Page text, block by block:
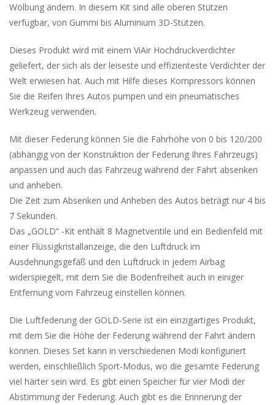
Wölbung ändern. In diesem Kit sind alle oberen Stützen
verfügbar, von Gummi bis Aluminium 3D-Stützen.
Dieses Produkt wird mit einem ViAir Hochdruckverdichter
geliefert, der sich als der leiseste und effizienteste Verdichter der
Welt erwiesen hat. Auch mit Hilfe dieses Kompressors können
Sie die Reifen Ihres Autos pumpen und ein pneumatisches
Werkzeug verwenden.
Mit dieser Federung können Sie die Fahrhöhe von 0 bis 120/200
(abhängig von der Konstruktion der Federung Ihres Fahrzeugs)
anpassen und auch das Fahrzeug während der Fahrt absenken
und anheben.
Die Zeit zum Absenken und Anheben des Autos beträgt nur 4 bis
7 Sekunden.
Das „GOLD“ -Kit enthält 8 Magnetventile und ein Bedienfeld mit
einer Flüssigkristallanzeige, die den Luftdruck im
Ausdehnungsgefäß und den Luftdruck in jedem Airbag
widerspiegelt, mit dem Sie die Bodenfreiheit auch in einiger
Entfernung vom Fahrzeug einstellen können.
Die Luftfederung der GOLD-Serie ist ein einzigartiges Produkt,
mit dem Sie die Höhe der Federung während der Fahrt ändern
können. Dieses Set kann in verschiedenen Modi konfiguriert
werden, einschließlich Sport-Modus, wo die gesamte Federung
viel härter sein wird. Es gibt einen Speicher für vier Modi der
Abstimmung der Federung. Auch gibt es die Erinnerung der